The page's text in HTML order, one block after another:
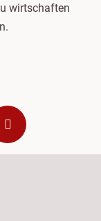
wirtschaften